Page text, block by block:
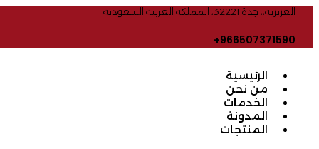
العزيزية،، جدة 32221، المملكة العربية السعودية
966507371590+
الرئيسية
من نحن
الخدمات
المدونة
المنتجات